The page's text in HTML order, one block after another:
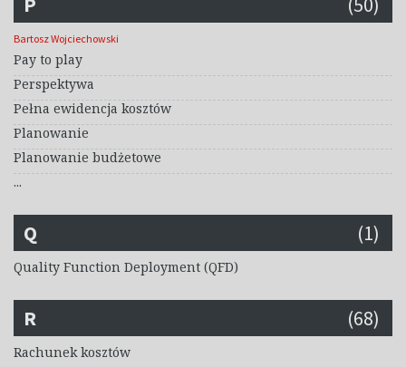
Bartosz Wojciechowski
Pay to play
Perspektywa
Pełna ewidencja kosztów
Planowanie
Planowanie budżetowe
...
Q (1)
Quality Function Deployment (QFD)
R (68)
Rachunek kosztów